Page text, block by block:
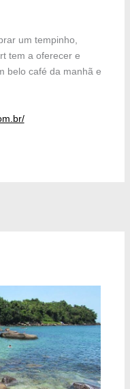
um tempinho,
tem a oferecer e
belo café da manhã e